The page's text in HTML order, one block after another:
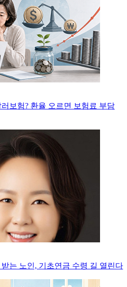
보험? 환율 오르면 보험료 부담
는 노인, 기초연금 수령 길 열린다